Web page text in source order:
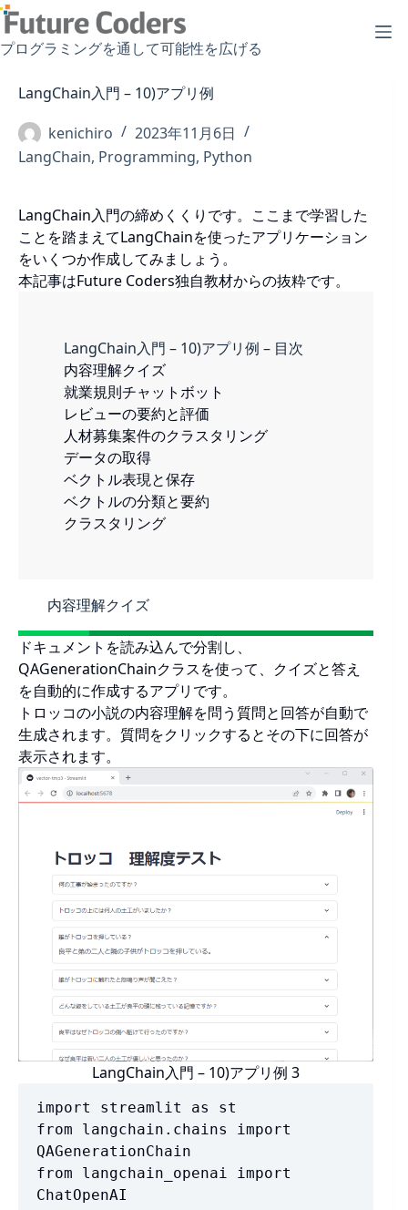
コ
ン
テ
プログラミングを通して可能性を広げる
LangChain入門 – 10)アプリ例
kenichiro
2023年11月6日
LangChain, Programming, Python
LangChain入門の締めくくりです。ここまで学習した
ことを踏まえてLangChainを使ったアプリケーション
をいくつか作成してみましょう。
本記事はFuture Coders独自教材からの抜粋です。
LangChain入門 – 10)アプリ例 – 目次
内容理解クイズ
就業規則チャットボット
レビューの要約と評価
人材募集案件のクラスタリング
データの取得
ベクトル表現と保存
ベクトルの分類と要約
クラスタリング
内容理解クイズ
ドキュメントを読み込んで分割し、
QAGenerationChainクラスを使って、クイズと答え
を自動的に作成するアプリです。
トロッコの小説の内容理解を問う質問と回答が自動で
生成されます。質問をクリックするとその下に回答が
表示されます。
LangChain入門 – 10)アプリ例 3
import streamlit as st
from langchain.chains import
QAGenerationChain
from langchain_openai import
ChatOpenAI